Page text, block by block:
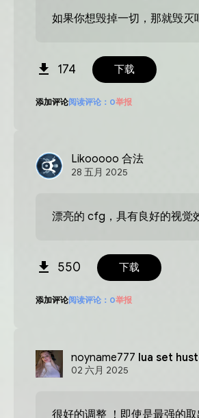
如果你想毁掉一切，那就毁灭
174 下载
添加评论阅读评论： 0举报
Likooooo 合法
28 五月 2025
漂亮的 cfg，具有良好的视觉
550 下载
添加评论阅读评论： 0举报
noyname777 lua set
02 六月 2025
很好的调整 ！即使是最强的